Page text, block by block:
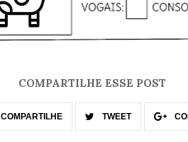
COMPARTILHE ESSE POST
COMPARTILHE TWEET